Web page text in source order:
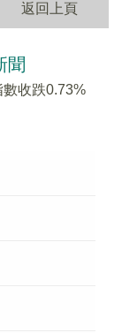
返回上頁
聞
數收跌0.73%